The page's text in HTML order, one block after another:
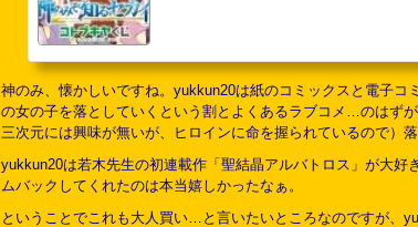
神のみ、懐かしいですね。yukkun20は紙のコミックスと電子
の女の子を落としていくという割とよくあるラブコメ…のはず
三次元には興味が無いが、ヒロインに命を握られているので）
yukkun20は若木先生の初連載作「聖結晶アルバトロス」が大
ムバックしてくれたのは本当嬉しかったなぁ。
ということでこれも大人買い…と言いたいところなのですが、